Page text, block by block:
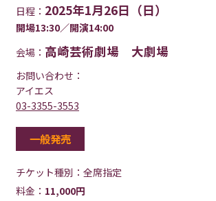
日程： 2025年1月26日（日）
開場13:30／開演14:00
会場： 高崎芸術劇場 大劇場
お問い合わせ：
アイエス
03-3355-3553
一般発売
チケット種別： 全席指定
料金： 11,000円